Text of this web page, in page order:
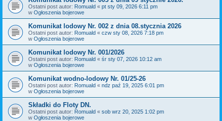
Ostatni post autor: Romuald « pt sty 09, 2026 6:11 pm
w Ogłoszenia bojerowe
Komunikat lodowy Nr. 002 z dnia 08.stycznia 2026
Ostatni post autor: Romuald « czw sty 08, 2026 7:18 pm
w Ogłoszenia bojerowe
Komunikat lodowy Nr. 001/2026
Ostatni post autor: Romuald « śr sty 07, 2026 10:12 am
w Ogłoszenia bojerowe
Komunikat wodno-lodowy Nr. 01/25-26
Ostatni post autor: Romuald « ndz paź 19, 2025 6:01 pm
w Ogłoszenia bojerowe
Składki do Floty DN.
Ostatni post autor: Romuald « sob wrz 20, 2025 1:02 pm
w Ogłoszenia bojerowe